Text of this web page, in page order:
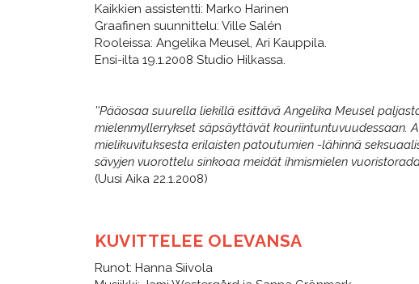
Kaikkien assistentti: Marko Harinen
Graafinen suunnittelu: Ville Salén
Rooleissa: Angelika Meusel, Ari Kauppila.
Ensi-ilta 19.1.2008 Studio Hilkassa.
''Pääosaa suurella liekillä esittävä Angelika Meusel
mielenmyllerrykset säpsäyttävät kouriintuntuvuudessaan.
mielikuvituksesta erilaisten patoutumien -lähinnä
sävyjen vuorottelu sinkoaa meidät ihmismielen
(Uusi Aika 22.1.2008)
KUVITTELEE OLEVANSA
Runot: Hanna Siivola